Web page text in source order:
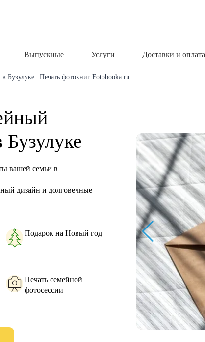
Выпускные Услуги Доставки и оплата
Бузулуке | Печать фотокниг Fotobooka.ru
вашей семьи в
дизайн и долговечные
Подарок на Новый год
Печать семейной
фотосессии